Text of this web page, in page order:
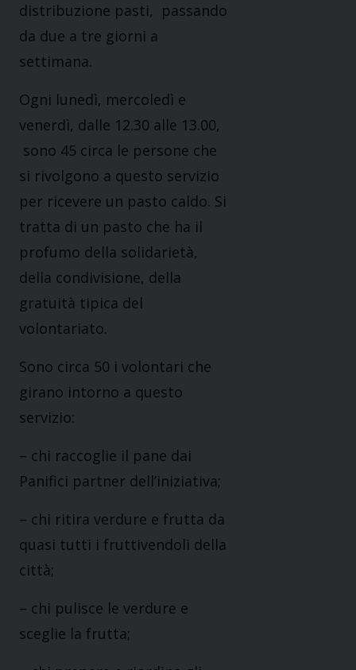
distribuzione pasti, passando
da due a tre giorni a
settimana.
Ogni lunedì, mercoledì e
venerdì​, dalle 12.30 alle 13.00,​
sono 45 circa le persone che
si rivolgono a questo servizio
per ricevere​ un pasto caldo. Si
tratta di un pasto che ha il
profumo della solidarietà,
della condivisione, della
gratuità tipica del
volontariato.
Sono circa 50 i volontari che
girano intorno a questo
servizio:
– chi raccoglie il pane dai
Panifici partner dell’iniziativa;
– chi ritira verdure e frutta​ da
quasi tutti i fruttivendoli della
città;
– chi pulisce le verdure e
sceglie la frutta;